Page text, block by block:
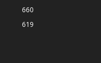
660
619